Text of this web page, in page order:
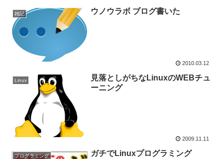
雑記 ウノウラボ ブログ書いた
2010.03.12
Linux
見落としがちなLinuxのWEBチュ
ーニング
2009.11.11
プログラミング ガチでLinuxプログラミング